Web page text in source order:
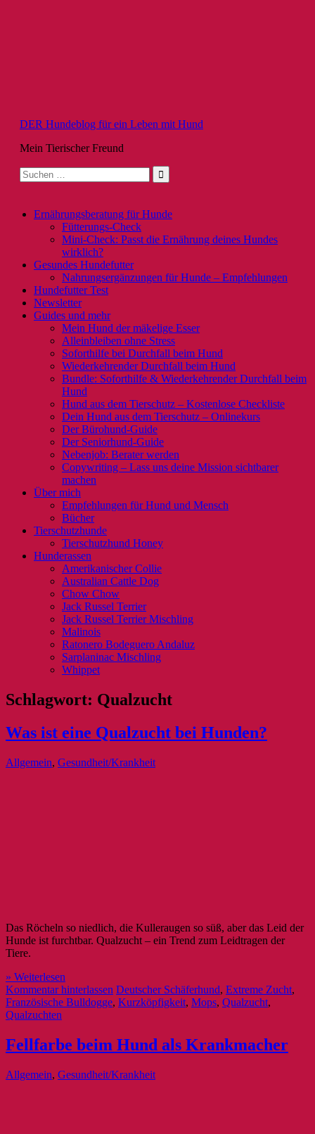
DER Hundeblog für ein Leben mit Hund
Mein Tierischer Freund
Suche
nach:
Ernährungsberatung für Hunde
Fütterungs-Check
Mini-Check: Passt die Ernährung deines Hundes
wirklich?
Gesundes Hundefutter
Nahrungsergänzungen für Hunde – Empfehlungen
Hundefutter Test
Newsletter
Guides und mehr
Mein Hund der mäkelige Esser
Alleinbleiben ohne Stress
Soforthilfe bei Durchfall beim Hund
Wiederkehrender Durchfall beim Hund
Bundle: Soforthilfe & Wiederkehrender Durchfall beim
Hund
Hund aus dem Tierschutz – Kostenlose Checkliste
Dein Hund aus dem Tierschutz – Onlinekurs
Der Bürohund-Guide
Der Seniorhund-Guide
Nebenjob: Berater werden
Copywriting – Lass uns deine Mission sichtbarer
machen
Über mich
Empfehlungen für Hund und Mensch
Bücher
Tierschutzhunde
Tierschutzhund Honey
Hunderassen
Amerikanischer Collie
Australian Cattle Dog
Chow Chow
Jack Russel Terrier
Jack Russel Terrier Mischling
Malinois
Ratonero Bodeguero Andaluz
Sarplaninac Mischling
Whippet
Schlagwort: Qualzucht
Was ist eine Qualzucht bei Hunden?
Allgemein, Gesundheit/Krankheit
Das Röcheln so niedlich, die Kulleraugen so süß, aber das Leid der
Hunde ist furchtbar. Qualzucht – ein Trend zum Leidtragen der
Tiere.
» Weiterlesen
Kommentar hinterlassen Deutscher Schäferhund, Extreme Zucht,
Französische Bulldogge, Kurzköpfigkeit, Mops, Qualzucht,
Qualzuchten
Fellfarbe beim Hund als Krankmacher
Allgemein, Gesundheit/Krankheit